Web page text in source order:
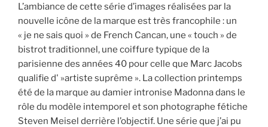
L’ambiance de cette série d’images réalisées par la
nouvelle icône de la marque est très francophile : un
« je ne sais quoi » de French Cancan, une « touch » de
bistrot traditionnel, une coiffure typique de la
parisienne des années 40 pour celle que Marc Jacobs
qualifie d' »artiste suprême ». La collection printemps
été de la marque au damier intronise Madonna dans le
rôle du modèle intemporel et son photographe fétiche
Steven Meisel derrière l’objectif. Une série que j’ai pu